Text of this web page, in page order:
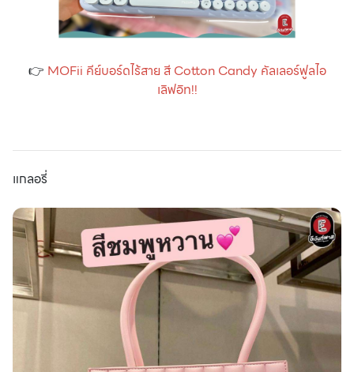
👉 MOFii คีย์บอร์ดไร้สาย สี Cotton Candy คัลเลอร์ฟูลไอ
เลิฟอิท!!
แกลอรี่